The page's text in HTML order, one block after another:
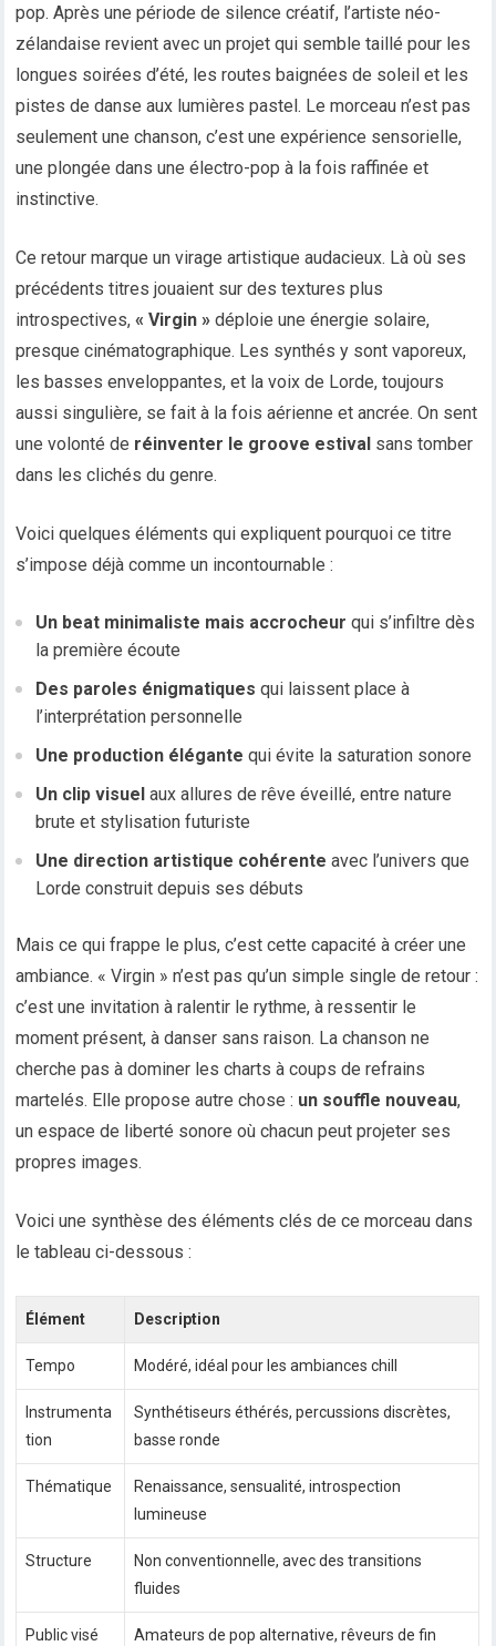
pop. Après une période de silence créatif, l’artiste néo-
zélandaise revient avec un projet qui semble taillé pour les
longues soirées d’été, les routes baignées de soleil et les
pistes de danse aux lumières pastel. Le morceau n’est pas
seulement une chanson, c’est une expérience sensorielle,
une plongée dans une électro-pop à la fois raffinée et
instinctive.
Ce retour marque un virage artistique audacieux. Là où ses
précédents titres jouaient sur des textures plus
introspectives,« Virgin » déploie une énergie solaire,
presque cinématographique. Les synthés y sont vaporeux,
les basses enveloppantes, et la voix de Lorde, toujours
aussi singulière, se fait à la fois aérienne et ancrée. On sent
une volonté de réinventer le groove estival sans tomber
dans les clichés du genre.
Voici quelques éléments qui expliquent pourquoi ce titre
s’impose déjà comme un incontournable :
Un beat minimaliste mais accrocheur qui s’infiltre dès
la première écoute
Des paroles énigmatiques qui laissent place à
l’interprétation personnelle
Une production élégante qui évite la saturation sonore
Un clip visuel aux allures de rêve éveillé, entre nature
brute et stylisation futuriste
Une direction artistique cohérente avec l’univers que
Lorde construit depuis ses débuts
Mais ce qui frappe le plus, c’est cette capacité à créer une
ambiance. « Virgin » n’est pas qu’un simple single de retour :
c’est une invitation à ralentir le rythme, à ressentir le
moment présent, à danser sans raison. La chanson ne
cherche pas à dominer les charts à coups de refrains
martelés. Elle propose autre chose : un souffle nouveau,
un espace de liberté sonore où chacun peut projeter ses
propres images.
Voici une synthèse des éléments clés de ce morceau dans
le tableau ci-dessous :
Élément Description
Tempo Modéré, idéal pour les ambiances chill
Instrumenta
tion
Synthétiseurs éthérés, percussions discrètes,
basse ronde
Thématique
Renaissance, sensualité, introspection
lumineuse
Structure
Non conventionnelle, avec des transitions
fluides
Public visé
Amateurs de pop alternative, rêveurs de fin